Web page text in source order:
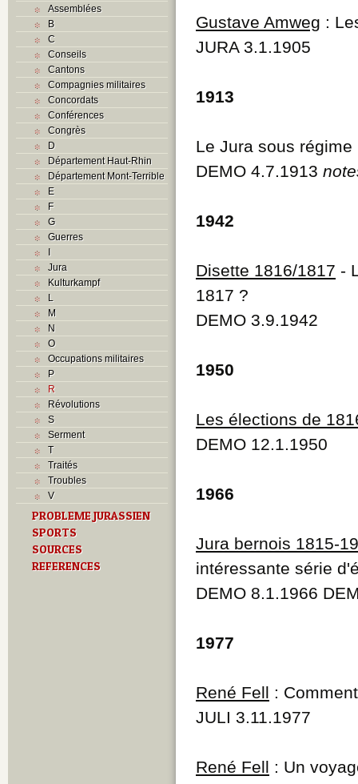
Assemblées
B
C
Conseils
Cantons
Compagnies militaires
Concordats
Conférences
Congrès
D
Département Haut-Rhin
Département Mont-Terrible
E
F
G
Guerres
I
Jura
Kulturkampf
L
M
N
O
Occupations militaires
P
R
Révolutions
S
Serment
T
Traités
Troubles
V
PROBLEME JURASSIEN
SPORTS
SOURCES
REFERENCES
Gustave Amweg :
JURA 3.1.1905
1913
Le Jura sous régime
DEMO 4.7.1913
1942
Disette 1816/1817 -
1817 ?
DEMO 3.9.1942
1950
Les élections de
DEMO 12.1.1950
1966
Jura bernois 1815-
intéressante série
DEMO 8.1.1966
1977
René Fell :
JULI 3.11.1977
René Fell : Un